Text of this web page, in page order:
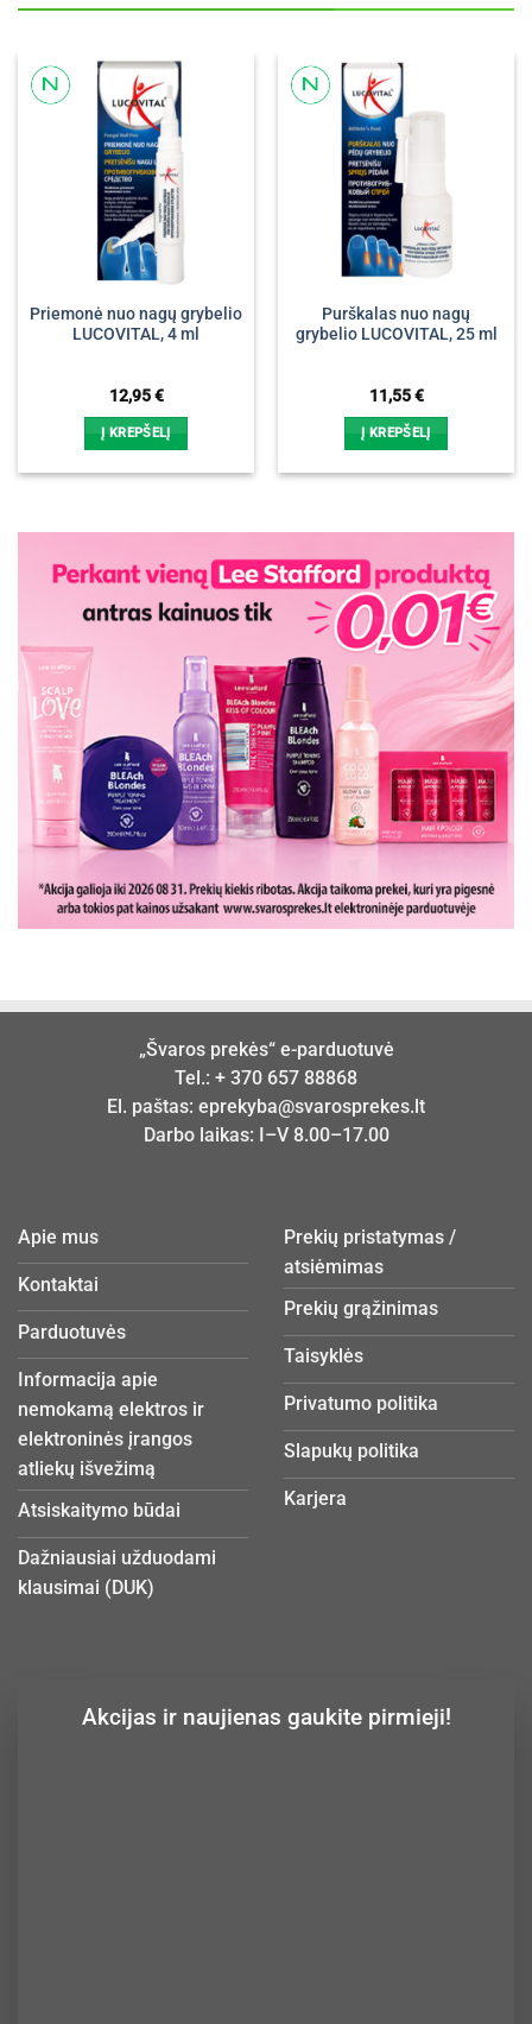
Priemonė nuo nagų grybelio
LUCOVITAL, 4 ml
12,95€
Į KREPŠELĮ
Purškalas nuo nagų
grybelio LUCOVITAL, 25 ml
11,55€
Į KREPŠELĮ
„Švaros prekės“ e-parduotuvė
Tel.: + 370 657 88868
El. paštas: eprekyba@svarosprekes.lt
Darbo laikas: I–V 8.00–17.00
Apie mus
Kontaktai
Parduotuvės
Informacija apie
nemokamą elektros ir
elektroninės įrangos
atliekų išvežimą
Atsiskaitymo būdai
Dažniausiai užduodami
klausimai (DUK)
Prekių pristatymas /
atsiėmimas
Prekių grąžinimas
Taisyklės
Privatumo politika
Slapukų politika
Karjera
Akcijas ir naujienas gaukite pirmieji!